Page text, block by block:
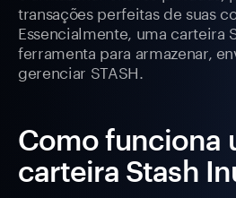
transações perfeitas de suas
Essencialmente, uma carteira
ferramenta para armazenar,
gerenciar STASH.
Como funciona
carteira Stash